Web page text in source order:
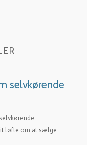
selvkørende
løfte om at sælge